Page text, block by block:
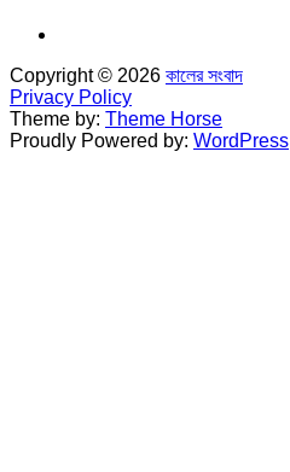
Copyright © 2026 কালের সংবাদ
Privacy Policy
Theme by: Theme Horse
Proudly Powered by: WordPress